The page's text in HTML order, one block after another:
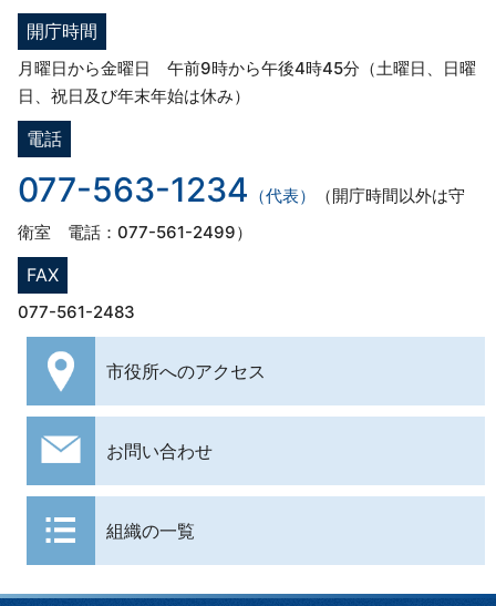
開庁時間
月曜日から金曜日 午前9時から午後4時45分（土曜日、日曜
日、祝日及び年末年始は休み）
電話
077-563-1234 （代表）
（開庁時間以外は守
衛室 電話：077-561-2499）
FAX
077-561-2483
市役所へのアクセス
お問い合わせ
組織の一覧